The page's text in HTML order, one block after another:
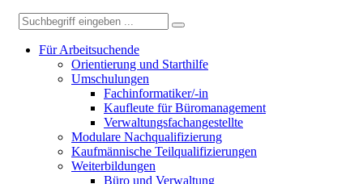
Für Arbeitsuchende
Orientierung und Starthilfe
Umschulungen
Fachinformatiker/-in
Kaufleute für Büromanagement
Verwaltungsfachangestellte
Modulare Nachqualifizierung
Kaufmännische Teilqualifizierungen
Weiterbildungen
Büro und Verwaltung